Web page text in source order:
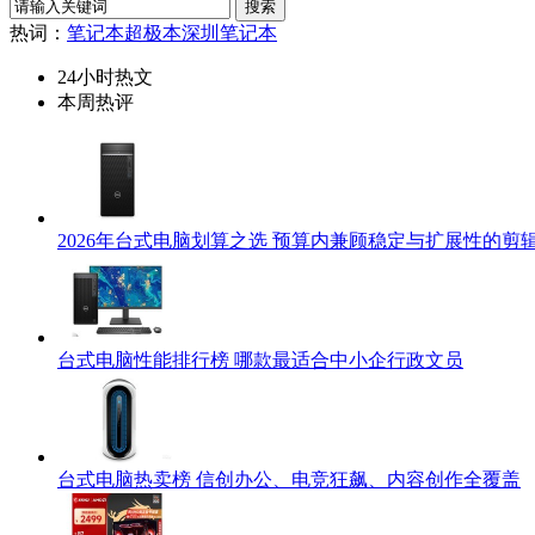
热词： 笔记本超极本深圳笔记本
24小时热文
本周热评
2026年台式电脑划算之选 预算内兼顾稳定与扩展性的剪
台式电脑性能排行榜 哪款最适合中小企行政文员
台式电脑热卖榜 信创办公、电竞狂飙、内容创作全覆盖